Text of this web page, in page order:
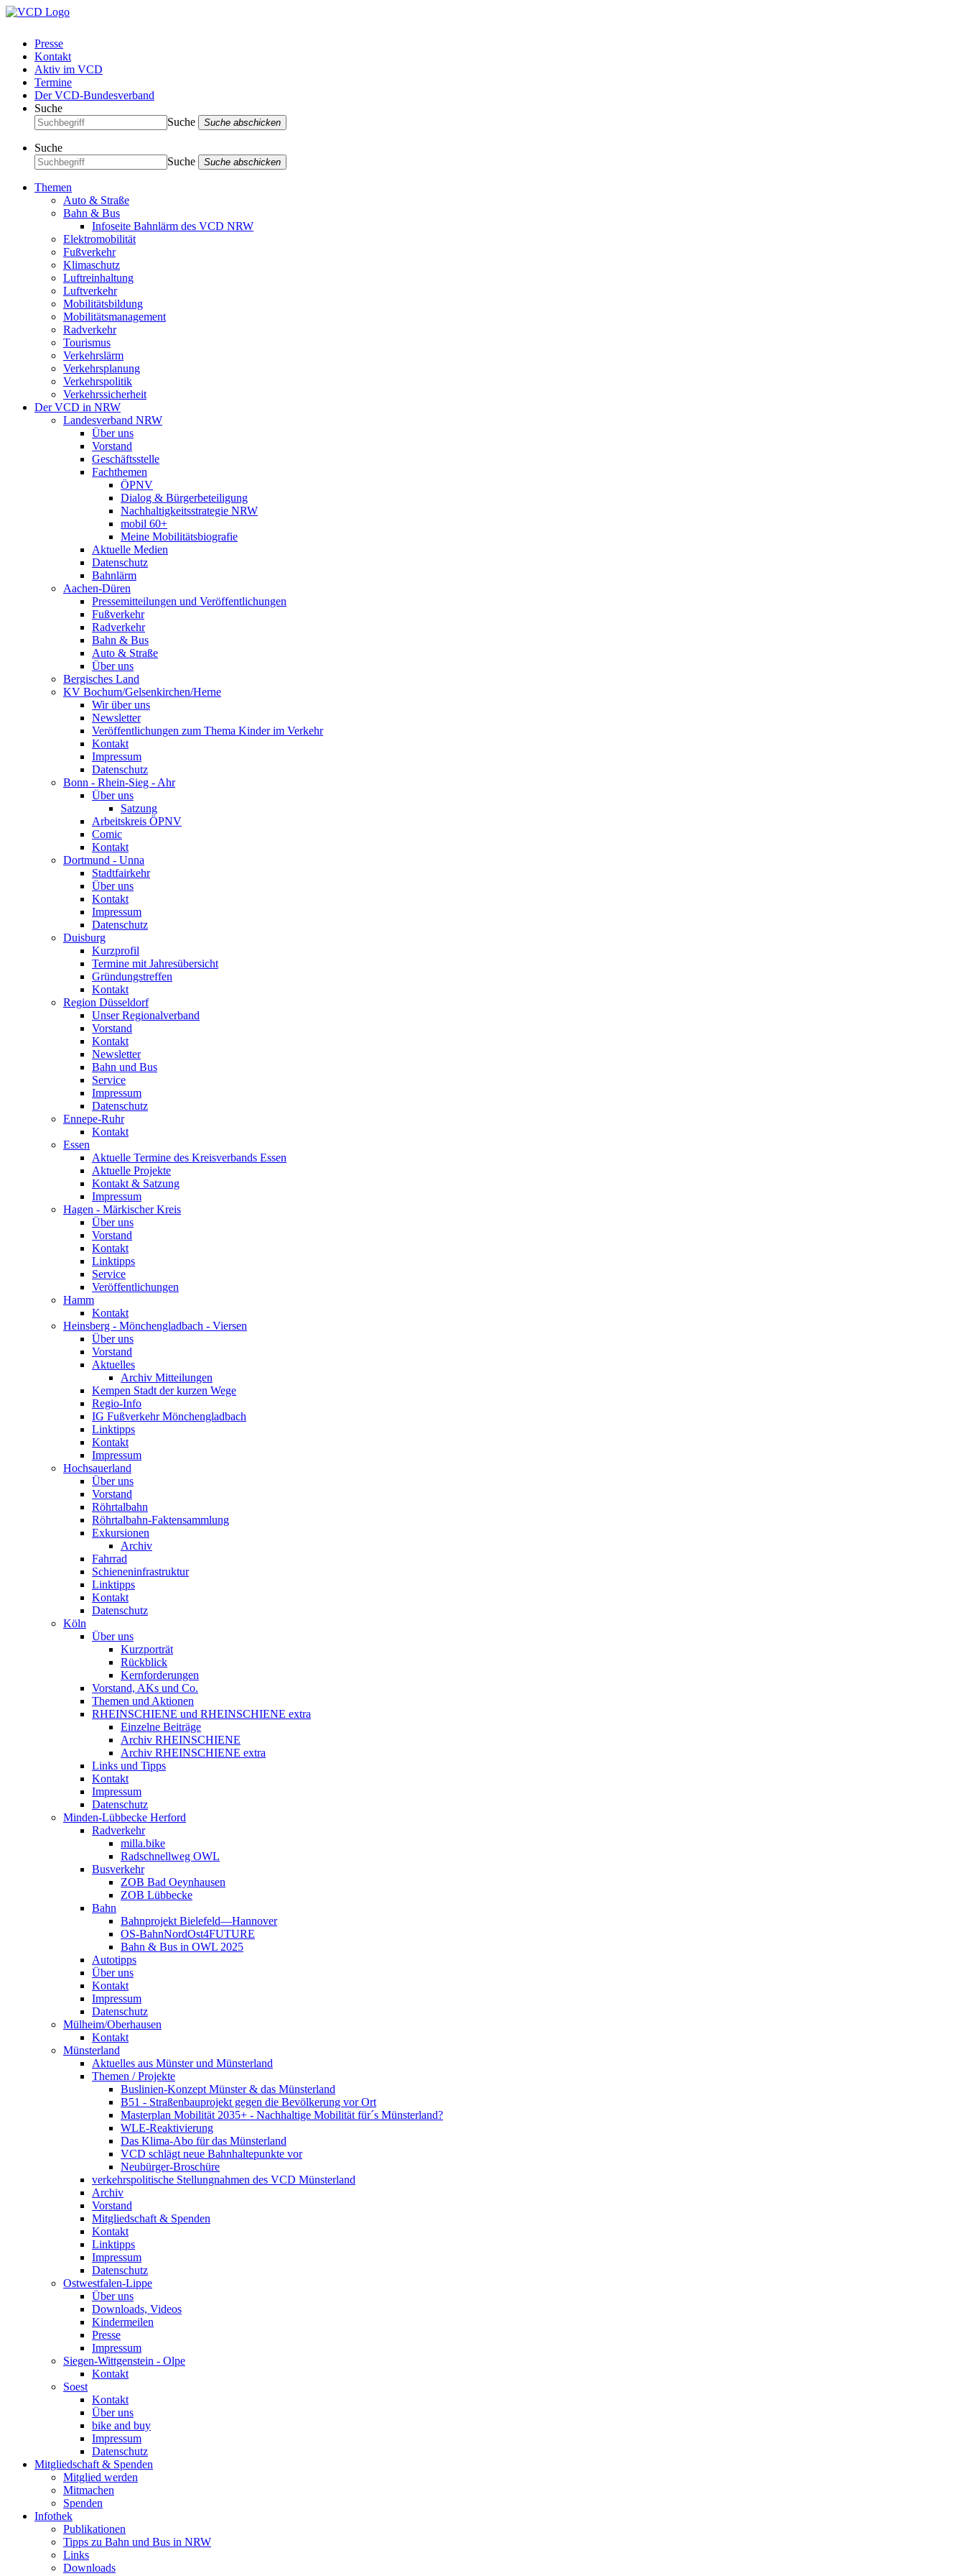
Presse
Kontakt
Aktiv im VCD
Termine
Der VCD-Bundesverband
Suche
Suche
Suche abschicken
Suche
Suche
Suche abschicken
Themen
Auto & Straße
Bahn & Bus
Infoseite Bahnlärm des VCD NRW
Elektromobilität
Fußverkehr
Klimaschutz
Luftreinhaltung
Luftverkehr
Mobilitätsbildung
Mobilitätsmanagement
Radverkehr
Tourismus
Verkehrslärm
Verkehrsplanung
Verkehrspolitik
Verkehrssicherheit
Der VCD in NRW
Landesverband NRW
Über uns
Vorstand
Geschäftsstelle
Fachthemen
ÖPNV
Dialog & Bürgerbeteiligung
Nachhaltigkeitsstrategie NRW
mobil 60+
Meine Mobilitätsbiografie
Aktuelle Medien
Datenschutz
Bahnlärm
Aachen-Düren
Pressemitteilungen und Veröffentlichungen
Fußverkehr
Radverkehr
Bahn & Bus
Auto & Straße
Über uns
Bergisches Land
KV Bochum/Gelsenkirchen/Herne
Wir über uns
Newsletter
Veröffentlichungen zum Thema Kinder im Verkehr
Kontakt
Impressum
Datenschutz
Bonn - Rhein-Sieg - Ahr
Über uns
Satzung
Arbeitskreis ÖPNV
Comic
Kontakt
Dortmund - Unna
Stadtfairkehr
Über uns
Kontakt
Impressum
Datenschutz
Duisburg
Kurzprofil
Termine mit Jahresübersicht
Gründungstreffen
Kontakt
Region Düsseldorf
Unser Regionalverband
Vorstand
Kontakt
Newsletter
Bahn und Bus
Service
Impressum
Datenschutz
Ennepe-Ruhr
Kontakt
Essen
Aktuelle Termine des Kreisverbands Essen
Aktuelle Projekte
Kontakt & Satzung
Impressum
Hagen - Märkischer Kreis
Über uns
Vorstand
Kontakt
Linktipps
Service
Veröffentlichungen
Hamm
Kontakt
Heinsberg - Mönchengladbach - Viersen
Über uns
Vorstand
Aktuelles
Archiv Mitteilungen
Kempen Stadt der kurzen Wege
Regio-Info
IG Fußverkehr Mönchengladbach
Linktipps
Kontakt
Impressum
Hochsauerland
Über uns
Vorstand
Röhrtalbahn
Röhrtalbahn-Faktensammlung
Exkursionen
Archiv
Fahrrad
Schieneninfrastruktur
Linktipps
Kontakt
Datenschutz
Köln
Über uns
Kurzporträt
Rückblick
Kernforderungen
Vorstand, AKs und Co.
Themen und Aktionen
RHEINSCHIENE und RHEINSCHIENE extra
Einzelne Beiträge
Archiv RHEINSCHIENE
Archiv RHEINSCHIENE extra
Links und Tipps
Kontakt
Impressum
Datenschutz
Minden-Lübbecke Herford
Radverkehr
milla.bike
Radschnellweg OWL
Busverkehr
ZOB Bad Oeynhausen
ZOB Lübbecke
Bahn
Bahnprojekt Bielefeld—Hannover
OS-BahnNordOst4FUTURE
Bahn & Bus in OWL 2025
Autotipps
Über uns
Kontakt
Impressum
Datenschutz
Mülheim/Oberhausen
Kontakt
Münsterland
Aktuelles aus Münster und Münsterland
Themen / Projekte
Buslinien-Konzept Münster & das Münsterland
B51 - Straßenbauprojekt gegen die Bevölkerung vor Ort
Masterplan Mobilität 2035+ - Nachhaltige Mobilität für´s Münsterland?
WLE-Reaktivierung
Das Klima-Abo für das Münsterland
VCD schlägt neue Bahnhaltepunkte vor
Neubürger-Broschüre
verkehrspolitische Stellungnahmen des VCD Münsterland
Archiv
Vorstand
Mitgliedschaft & Spenden
Kontakt
Linktipps
Impressum
Datenschutz
Ostwestfalen-Lippe
Über uns
Downloads, Videos
Kindermeilen
Presse
Impressum
Siegen-Wittgenstein - Olpe
Kontakt
Soest
Kontakt
Über uns
bike and buy
Impressum
Datenschutz
Mitgliedschaft & Spenden
Mitglied werden
Mitmachen
Spenden
Infothek
Publikationen
Tipps zu Bahn und Bus in NRW
Links
Downloads